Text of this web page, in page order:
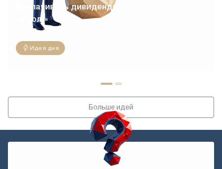
выплачивать дивиденды
«в долг»
Идея дня
Больше идей